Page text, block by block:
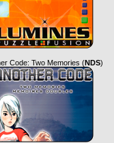
Code: Two Memories (NDS)